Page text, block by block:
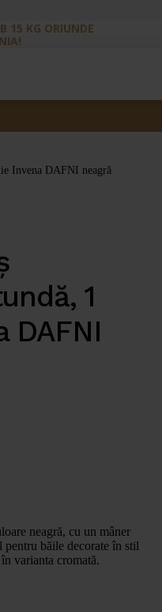
15 KG ORIUNDE
Invena DAFNI neagră
1
DAFNI
neagră, cu un mâner
pentru băile decorate în stil
varianta cromată.